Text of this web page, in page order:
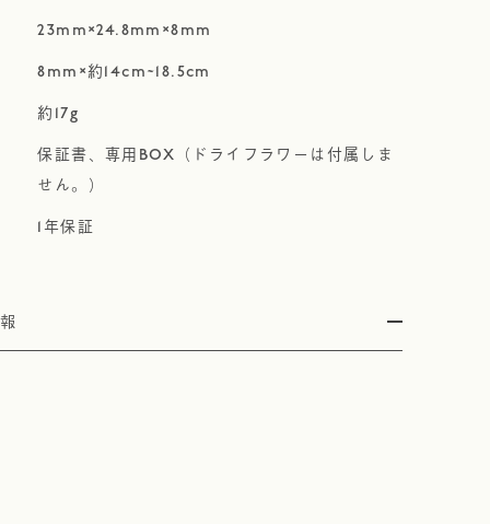
23mm×24.8mm×8mm
8mm×約14cm~18.5cm
約17g
保証書、専用BOX（ドライフラワーは付属しま
せん。）
1年保証